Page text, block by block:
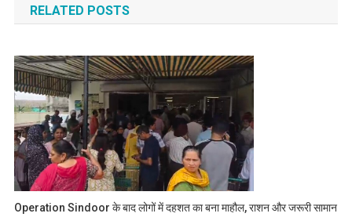
RELATED POSTS
Operation Sindoor के बाद लोगों में दहशत का बना माहौल, राशन और जरूरी सामान